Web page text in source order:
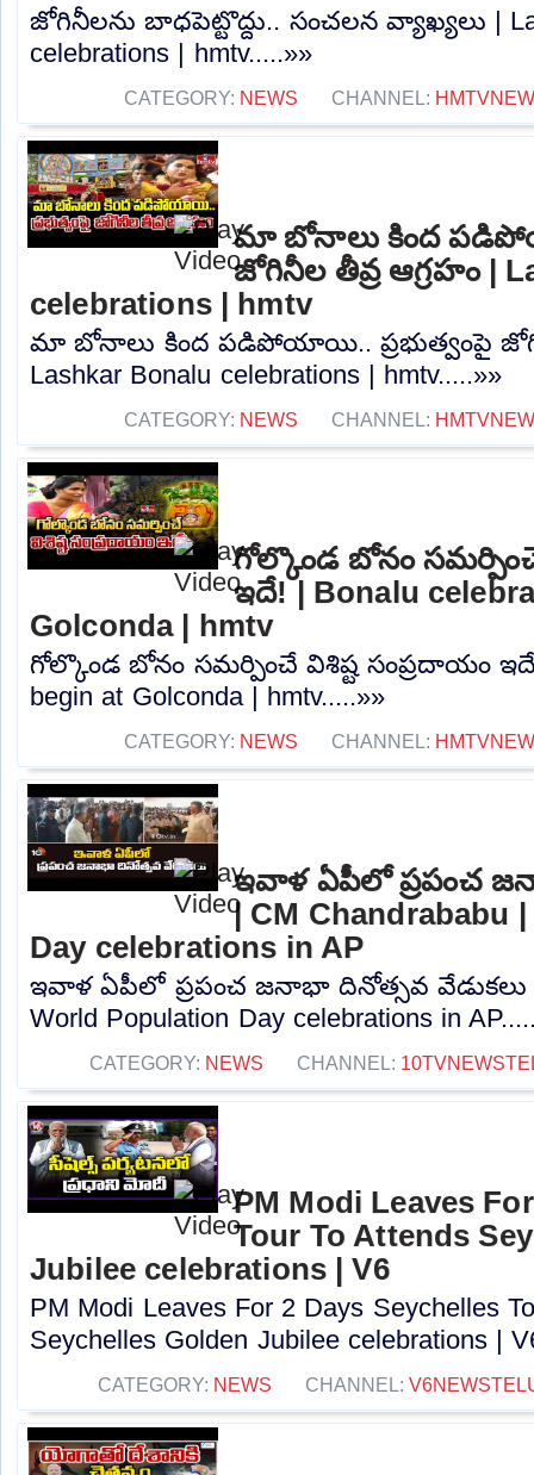
జోగినీలను బాధపెట్టొద్దు.. సంచలన వ్యాఖ్యలు |
celebrations | hmtv.....»»
CATEGORY: NEWS CHANNEL:
మా బోనాలు కింద
జోగినీల తీవ్ర ఆగ్రహం |
celebrations | hmtv
మా బోనాలు కింద పడిపోయాయి.. ప్రభుత్వంపై
Lashkar Bonalu celebrations | hmtv.....»»
CATEGORY: NEWS CHANNEL:
గోల్కొండ బోనం
ఇదే! | Bonalu
Golconda | hmtv
గోల్కొండ బోనం సమర్పించే విశిష్ట సంప్రదాయం ఇదే!
begin at Golconda | hmtv.....»»
CATEGORY: NEWS CHANNEL:
ఇవాళ ఏపీలో ప్రపంచ
| CM Chandrababu
Day celebrations in AP
ఇవాళ ఏపీలో ప్రపంచ జనాభా దినోత్సవ వేడుకలు |
World Population Day celebrations in
CATEGORY: NEWS CHANNEL:
PM Modi Leaves
Tour To Attends
Jubilee celebrations | V6
PM Modi Leaves For 2 Days Seychelles
Seychelles Golden Jubilee celebrations |
CATEGORY: NEWS CHANNEL: